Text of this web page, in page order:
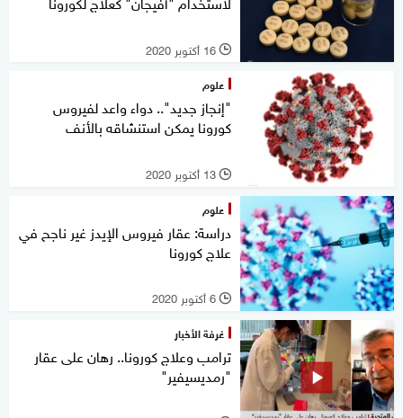
l 16 أكتوبر 2020
علوم
"إنجاز جديد".. دواء واعد لفيروس
كورونا يمكن استنشاقه بالأنف
l 13 أكتوبر 2020
علوم
دراسة: عقار فيروس الإيدز غير ناجح في
علاج كورونا
l 6 أكتوبر 2020
غرفة الأخبار
ترامب وعلاج كورونا.. رهان على عقار
"رمديسيفير"